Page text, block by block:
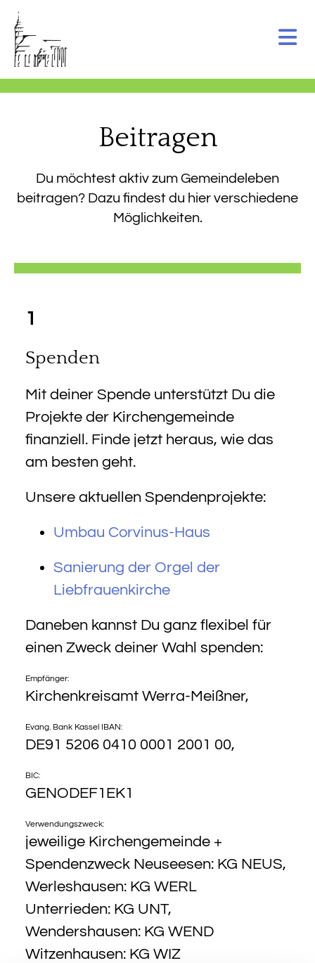
Beitragen
Du möchtest aktiv zum Gemeindeleben
beitragen? Dazu findest du hier verschiedene
Möglichkeiten.
1
Spenden
Mit deiner Spende unterstützt Du die
Projekte der Kirchengemeinde
finanziell. Finde jetzt heraus, wie das
am besten geht.
Unsere aktuellen Spendenprojekte:
Umbau Corvinus-Haus
Sanierung der Orgel der
Liebfrauenkirche
Daneben kannst Du ganz flexibel für
einen Zweck deiner Wahl spenden:
Empfänger:
Kirchenkreisamt Werra-Meißner,
Evang. Bank Kassel IBAN:
DE91 5206 0410 0001 2001 00,
BIC:
GENODEF1EK1
Verwendungszweck:
jeweilige Kirchengemeinde +
Spendenzweck Neuseesen: KG NEUS,
Werleshausen: KG WERL
Unterrieden: KG UNT,
Wendershausen: KG WEND
Witzenhausen: KG WIZ